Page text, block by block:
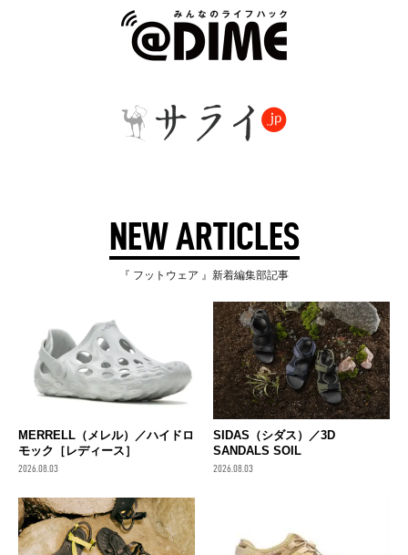
NEW ARTICLES
『 フットウェア 』新着編集部記事
MERRELL（メレル）／ハイドロ
モック［レディース］
2026.08.03
SIDAS（シダス）／3D
SANDALS SOIL
2026.08.03